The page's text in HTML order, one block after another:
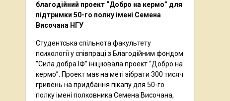
благодійний проект “Добро на кермо” для
підтримки 50-го полку імені Семена
Височана НГУ
Студентська спільнота факультету
психології у співпраці з Благодійним фондом
“Сила добра ІФ” ініціювала проект “Добро на
кермо”. Проект має на меті зібрати 300 тисяч
гривень на придбання пікапу для 50-го
полку імені полковника Семена Височана,